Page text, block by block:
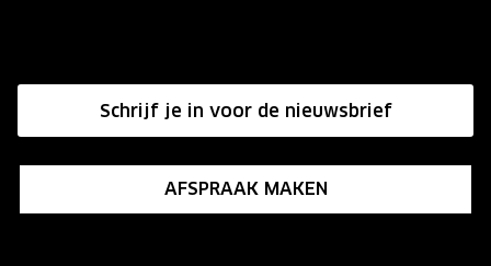
Influencer programma
Schrijf je in voor de nieuwsbrief
AFSPRAAK MAKEN